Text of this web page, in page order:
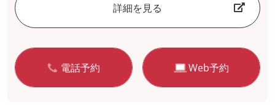
詳細を見る
電話予約 Web予約